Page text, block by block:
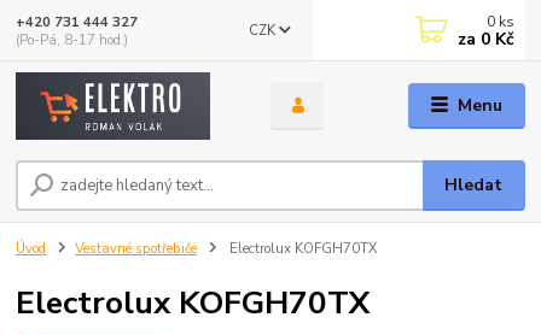
Menu
CZK
Hledat
+420 731 444 327
(Po-Pá, 8-17 hod.)
0 ks
za 0 Kč
Úvod Vestavné spotřebiče Electrolux KOFGH70TX
Electrolux KOFGH70TX